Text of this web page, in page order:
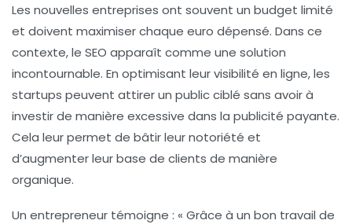
Les nouvelles entreprises ont souvent un budget limité
et doivent maximiser chaque euro dépensé. Dans ce
contexte, le SEO apparaît comme une solution
incontournable. En optimisant leur visibilité en ligne, les
startups peuvent attirer un public ciblé sans avoir à
investir de manière excessive dans la publicité payante.
Cela leur permet de bâtir leur notoriété et
d’augmenter leur base de clients de manière
organique.
Un entrepreneur témoigne : « Grâce à un bon travail de